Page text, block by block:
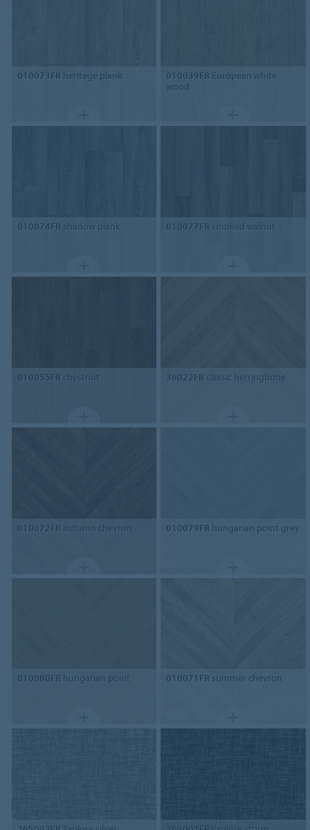
010073FR heritage plank 010039FR European white
wood
010074FR shadow plank 010077FR smoked walnut
010055FR chestnut 36022FR classic herringbone
010072FR autumn chevron 010079FR hungarian point grey
010080FR hungarian point 010071FR summer chevron